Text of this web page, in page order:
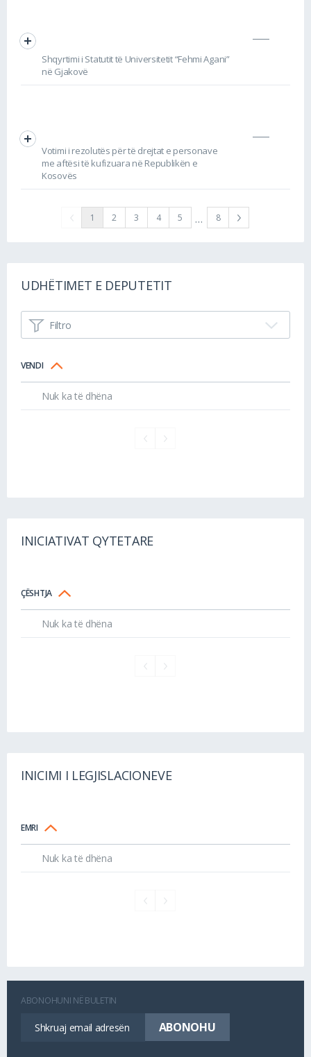
Shqyrtimi i Statutit të Universitetit “Fehmi Agani”
në Gjakovë
Votimi i rezolutës për të drejtat e personave
me aftësi të kufizuara në Republikën e
Kosovës
1 2 3 4 5 … 8
UDHËTIMET E DEPUTETIT
Filtro
VENDI
Nuk ka të dhëna
INICIATIVAT QYTETARE
ÇËSHTJA
Nuk ka të dhëna
INICIMI I LEGJISLACIONEVE
EMRI
Nuk ka të dhëna
ABONOHUNI NË BULETIN